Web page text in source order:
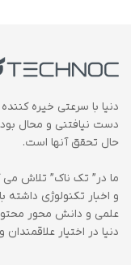
دنیا با سرعتی خیره
دست نیافتنی و محال بود
حال تحقق آنها است.
ما در” تک ناک” تلاش
و اخبار تکنولوژی
علمی و دانش محور
دنیا در اختیار